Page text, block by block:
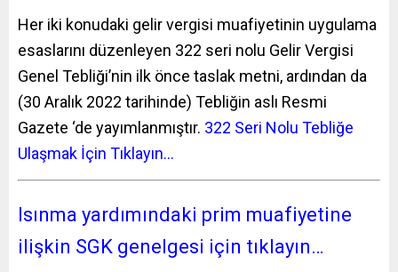
Her iki konudaki gelir vergisi muafiyetinin uygulama
esaslarını düzenleyen 322 seri nolu Gelir Vergisi
Genel Tebliği’nin ilk önce taslak metni, ardından da
(30 Aralık 2022 tarihinde) Tebliğin aslı Resmi
Gazete ‘de yayımlanmıştır. 322 Seri Nolu Tebliğe
Ulaşmak İçin Tıklayın…
Isınma yardımındaki prim muafiyetine
ilişkin SGK genelgesi için tıklayın…